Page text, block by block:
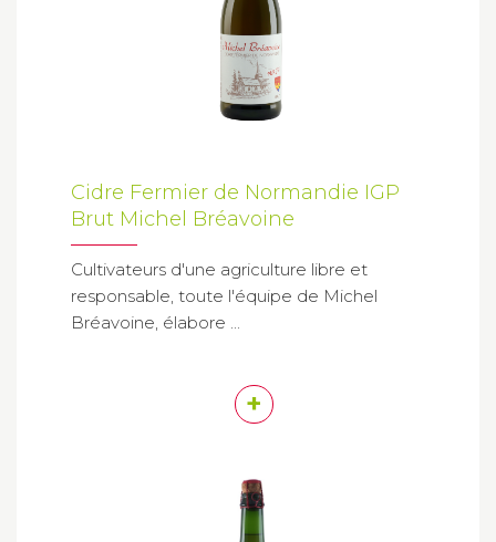
Cidre Fermier de Normandie IGP
Brut Michel Bréavoine
Cultivateurs d'une agriculture libre et
responsable, toute l'équipe de Michel
Bréavoine, élabore ...
+